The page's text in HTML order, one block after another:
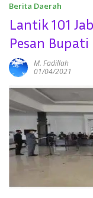
Berita Daerah
Lantik 101
Pesan Bupati
M. Fadillah
01/04/2021